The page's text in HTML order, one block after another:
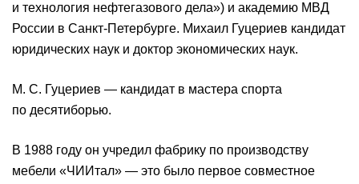
и технология нефтегазового дела») и академию МВД
России в Санкт-Петербурге. Михаил Гуцериев кандидат
юридических наук и доктор экономических наук.
М. С. Гуцериев — кандидат в мастера спорта
по десятиборью.
В 1988 году он учредил фабрику по производству
мебели «ЧИИтал» — это было первое совместное